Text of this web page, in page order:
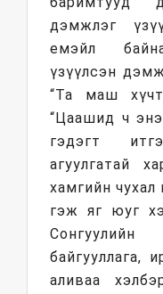
дэмжлэг
емэйл
үзүүлсэн
“Та маш
“Цаашид ч
гэдэгт
агуулгатай
хамгийн
гэж яг юуг
байгууллага,
аливаа